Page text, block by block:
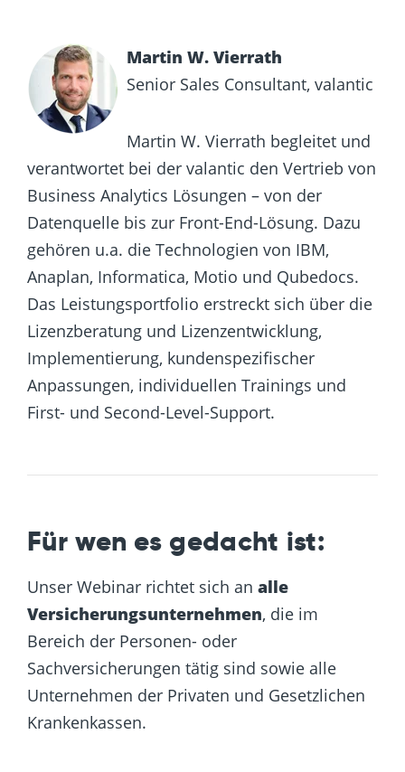
Martin W. Vierrath
Senior Sales Consultant, valantic
Martin W. Vierrath begleitet und
verantwortet bei der valantic den Vertrieb von
Business Analytics Lösungen – von der
Datenquelle bis zur Front-End-Lösung. Dazu
gehören u.a. die Technologien von IBM,
Anaplan, Informatica, Motio und Qubedocs.
Das Leistungsportfolio erstreckt sich über die
Lizenzberatung und Lizenzentwicklung,
Implementierung, kundenspezifischer
Anpassungen, individuellen Trainings und
First- und Second-Level-Support.
Für wen es gedacht ist:
Unser Webinar richtet sich an alle
Versicherungsunternehmen, die im
Bereich der Personen- oder
Sachversicherungen tätig sind sowie alle
Unternehmen der Privaten und Gesetzlichen
Krankenkassen.